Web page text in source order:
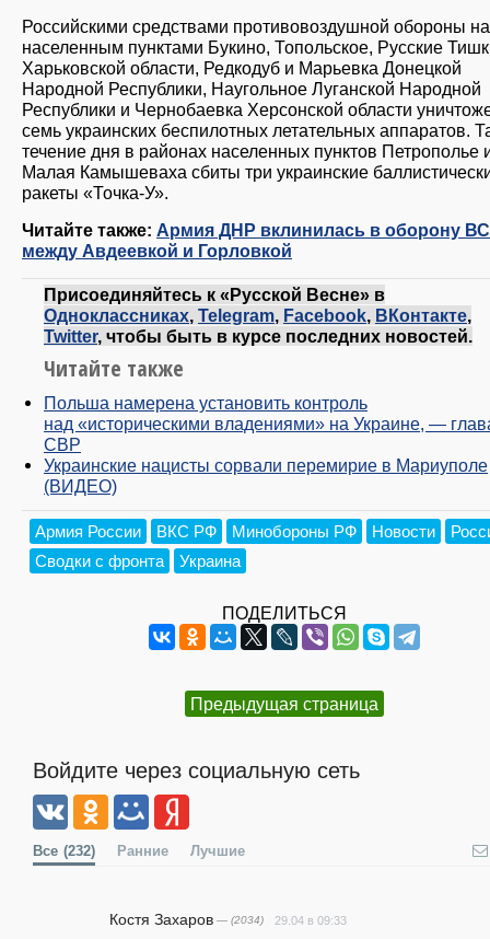
Российскими средствами противовоздушной обороны
населенным пунктами Букино, Топольское, Русские
Харьковской области, Редкодуб и Марьевка Донецкой
Народной Республики, Наугольное Луганской Народной
Республики и Чернобаевка Херсонской области
семь украинских беспилотных летательных аппаратов.
течение дня в районах населенных пунктов Петрополье
Малая Камышеваха сбиты три украинские
ракеты «Точка-У».
Читайте также: Армия ДНР вклинилась в оборону
между Авдеевкой и Горловкой
Присоединяйтесь к «Русской Весне» в
Одноклассниках, Telegram, Facebook, ВКонтакте,
Twitter, чтобы быть в курсе последних новостей.
Читайте также
Польша намерена установить контроль
над «историческими владениями» на Украине, —
СВР
Украинские нацисты сорвали перемирие в Мариуполе
(ВИДЕО)
Армия России ВКС РФ Минобороны РФ Новости
Сводки с фронта
Украина
ПОДЕЛИТЬСЯ
Предыдущая страница
Войдите через социальную сеть
Все (232) Ранние Лучшие
Костя Захаров — (2034) 29.04 в 09:33